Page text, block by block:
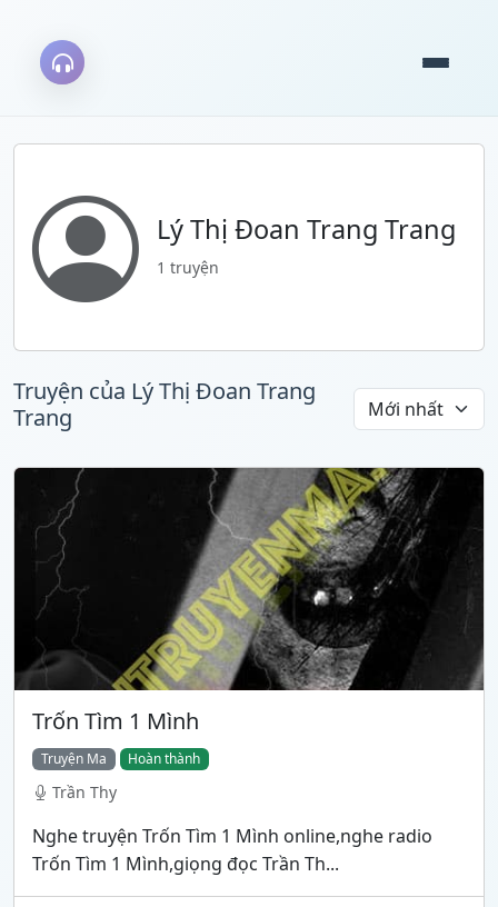
Lý Thị Đoan Trang Trang
1 truyện
Truyện của Lý Thị Đoan Trang
Trang
Trốn Tìm 1 Mình
Truyện Ma Hoàn thành
Trần Thy
Nghe truyện Trốn Tìm 1 Mình online,nghe radio
Trốn Tìm 1 Mình,giọng đọc Trần Th...